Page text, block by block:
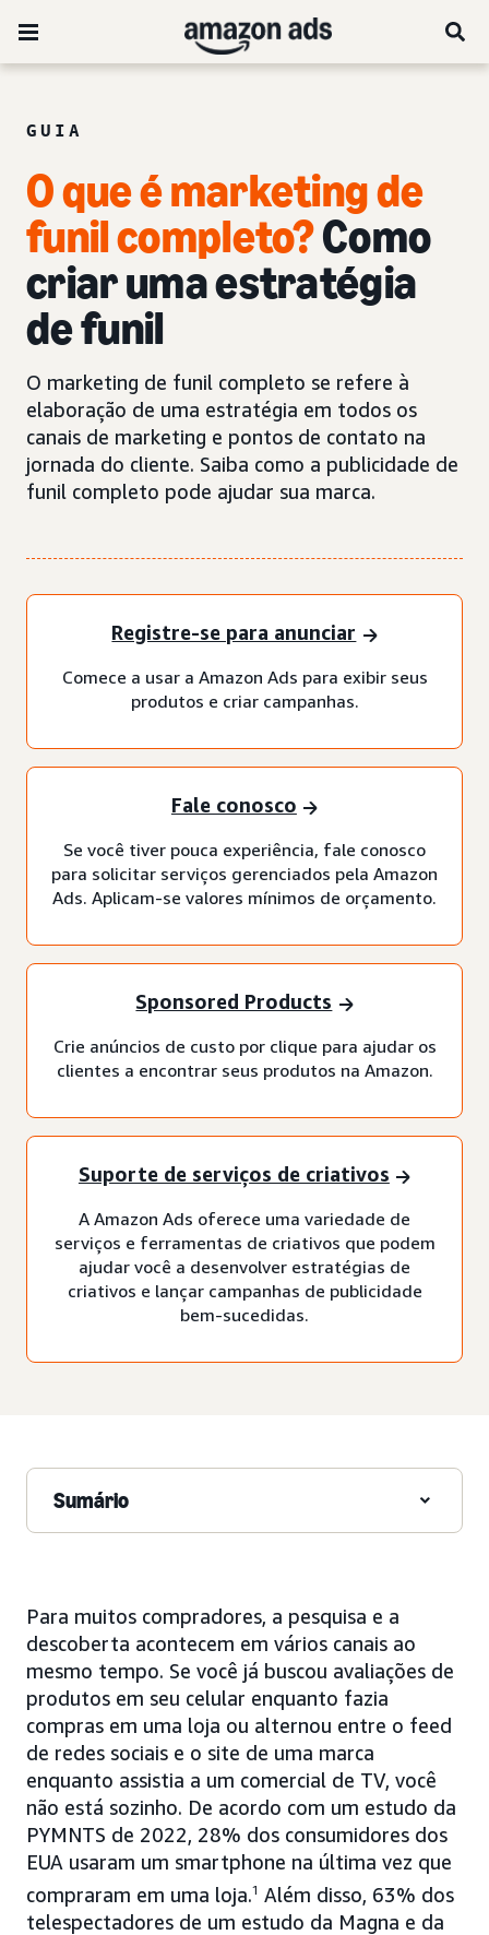
GUIA
O que é marketing de
funil completo?Como
criar uma estratégia
de funil
O marketing de funil completo se refere à
elaboração de uma estratégia em todos os
canais de marketing e pontos de contato na
jornada do cliente. Saiba como a publicidade de
funil completo pode ajudar sua marca.
Registre-se para anunciar
Comece a usar a Amazon Ads para exibir seus
produtos e criar campanhas.
Fale conosco
Se você tiver pouca experiência, fale conosco
para solicitar serviços gerenciados pela Amazon
Ads. Aplicam-se valores mínimos de orçamento.
Sponsored Products
Crie anúncios de custo por clique para ajudar os
clientes a encontrar seus produtos na Amazon.
Suporte de serviços de criativos
A Amazon Ads oferece uma variedade de
serviços e ferramentas de criativos que podem
ajudar você a desenvolver estratégias de
criativos e lançar campanhas de publicidade
bem-sucedidas.
Sumário
Para muitos compradores, a pesquisa e a
descoberta acontecem em vários canais ao
mesmo tempo. Se você já buscou avaliações de
produtos em seu celular enquanto fazia
compras em uma loja ou alternou entre o feed
de redes sociais e o site de uma marca
enquanto assistia a um comercial de TV, você
não está sozinho. De acordo com um estudo da
PYMNTS de 2022, 28% dos consumidores dos
EUA usaram um smartphone na última vez que
compraram em uma loja.1 Além disso, 63% dos
telespectadores de um estudo da Magna e da